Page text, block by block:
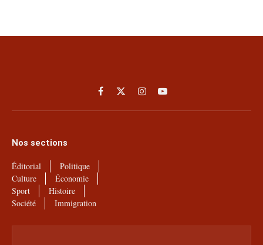
Facebook
X
(Twitter)
InstagramYouTube
Nos sections
Éditorial
Politique
Culture
Économie
Sport
Histoire
Société
Immigration